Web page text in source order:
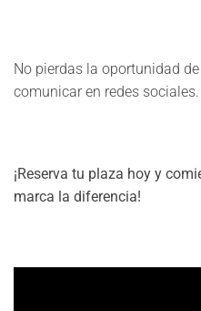
No pierdas la oportunidad
comunicar en redes sociales.
¡Reserva tu plaza hoy y
marca la diferencia!